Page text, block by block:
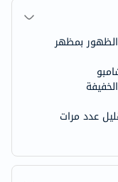
بمظهر
عدد مرات